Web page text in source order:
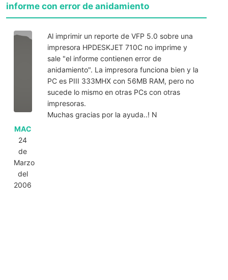
informe con error de anidamiento
MAC
24
de
Marzo
del
2006
Al imprimir un reporte de VFP 5.0 sobre una
impresora HPDESKJET 710C no imprime y
sale "el informe contienen error de
anidamiento". La impresora funciona bien y la
PC es PIII 333MHX con 56MB RAM, pero no
sucede lo mismo en otras PCs con otras
impresoras.
Muchas gracias por la ayuda..! N